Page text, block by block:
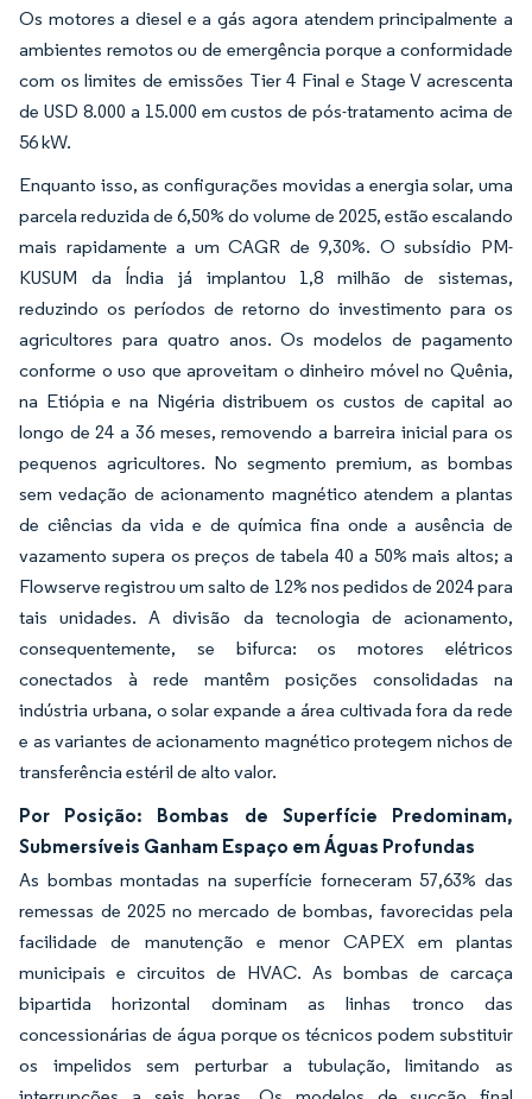
Os motores a diesel e a gás agora atendem principalmente a
ambientes remotos ou de emergência porque a conformidade
com os limites de emissões Tier 4 Final e Stage V acrescenta
de USD 8.000 a 15.000 em custos de pós-tratamento acima de
56 kW.
Enquanto isso, as configurações movidas a energia solar, uma
parcela reduzida de 6,50% do volume de 2025, estão escalando
mais rapidamente a um CAGR de 9,30%. O subsídio PM-
KUSUM da Índia já implantou 1,8 milhão de sistemas,
reduzindo os períodos de retorno do investimento para os
agricultores para quatro anos. Os modelos de pagamento
conforme o uso que aproveitam o dinheiro móvel no Quênia,
na Etiópia e na Nigéria distribuem os custos de capital ao
longo de 24 a 36 meses, removendo a barreira inicial para os
pequenos agricultores. No segmento premium, as bombas
sem vedação de acionamento magnético atendem a plantas
de ciências da vida e de química fina onde a ausência de
vazamento supera os preços de tabela 40 a 50% mais altos; a
Flowserve registrou um salto de 12% nos pedidos de 2024 para
tais unidades. A divisão da tecnologia de acionamento,
consequentemente, se bifurca: os motores elétricos
conectados à rede mantêm posições consolidadas na
indústria urbana, o solar expande a área cultivada fora da rede
e as variantes de acionamento magnético protegem nichos de
transferência estéril de alto valor.
Por Posição: Bombas de Superfície Predominam,
Submersíveis Ganham Espaço em Águas Profundas
As bombas montadas na superfície forneceram 57,63% das
remessas de 2025 no mercado de bombas, favorecidas pela
facilidade de manutenção e menor CAPEX em plantas
municipais e circuitos de HVAC. As bombas de carcaça
bipartida horizontal dominam as linhas tronco das
concessionárias de água porque os técnicos podem substituir
os impelidos sem perturbar a tubulação, limitando as